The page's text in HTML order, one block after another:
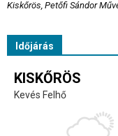
Kiskőrös, Petőfi Sándor
Időjárás
KISKŐRÖS
Kevés Felhő